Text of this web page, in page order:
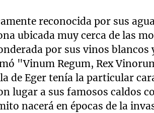
reconocida por sus
ubicada muy cerca de las
por sus vinos blancos
"Vinum Regum, Rex
de Eger tenía la particular
lugar a sus famosos caldos
nacerá en épocas de la